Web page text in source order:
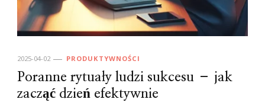
2025-04-02 PRODUKTYWNOŚCI
Poranne rytuały ludzi sukcesu – jak
zacząć dzień efektywnie